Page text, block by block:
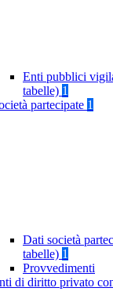
Enti pubblici
tabelle) 1
partecipate 1
Dati società
tabelle) 1
Provvedimenti
di diritto privato